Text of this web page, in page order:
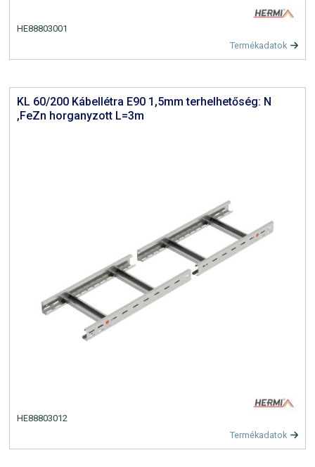
HE88803001
Termékadatok
KL 60/200 Kábellétra E90 1,5mm terhelhetőség: N
,FeZn horganyzott L=3m
HE88803012
Termékadatok